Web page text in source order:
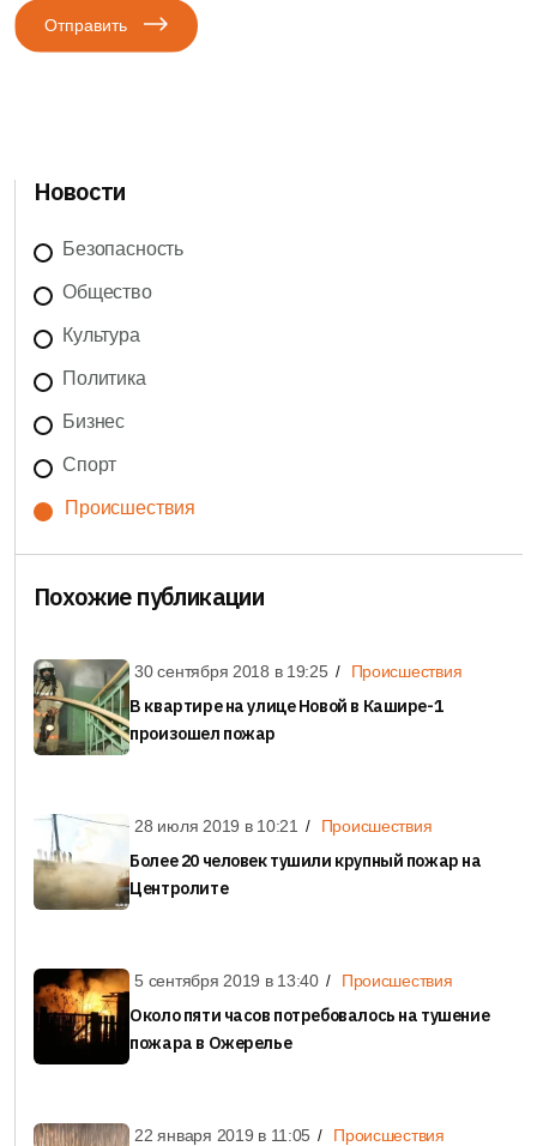
Отправить
Новости
Безопасность
Общество
Культура
Политика
Бизнес
Спорт
Происшествия
Похожие публикации
30 сентября 2018 в 19:25 Происшествия
В квартире на улице Новой в Кашире-1
произошел пожар
28 июля 2019 в 10:21 Происшествия
Более 20 человек тушили крупный пожар на
Центролите
5 сентября 2019 в 13:40 Происшествия
Около пяти часов потребовалось на тушение
пожара в Ожерелье
22 января 2019 в 11:05 Происшествия